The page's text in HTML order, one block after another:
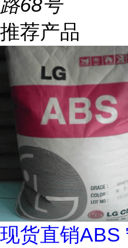
路68号
推荐产品
现货直销ABS